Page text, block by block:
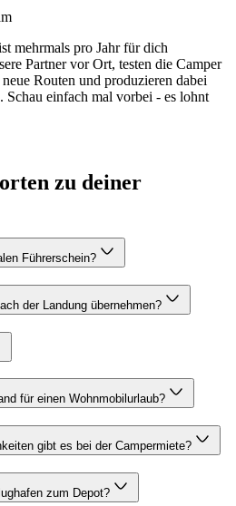
mehrmals pro Jahr für dich
Partner vor Ort, testen die Camper
Routen und produzieren dabei
einfach mal vorbei - es lohnt
zu deiner
Führerschein?
der Landung übernehmen?
für einen Wohnmobilurlaub?
gibt es bei der Campermiete?
zum Depot?